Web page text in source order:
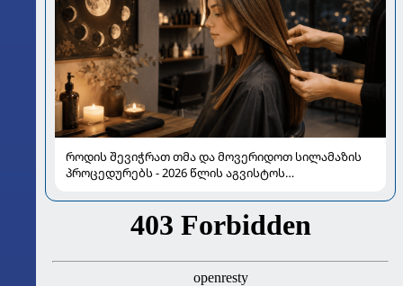
როდის შევიჭრათ თმა და მოვერიდოთ სილამაზის
პროცედურებს - 2026 წლის აგვისტოს